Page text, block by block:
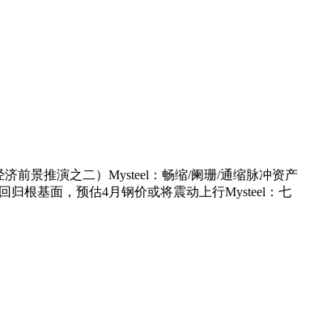
前景推演之二）Mysteel：畅缩/阑珊/通缩脉冲资产
根基面，预估4月钢价或将震动上行Mysteel：七